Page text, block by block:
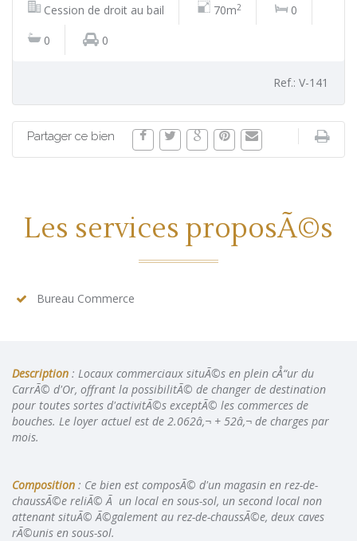
Cession de droit au bail 70m2
0
0
0
Ref.: V-141
Partager ce bien
Les services proposÃ©s
Bureau Commerce
Description : Locaux commerciaux situÃ©s en plein cÅ“ur du
CarrÃ© d'Or, offrant la possibilitÃ© de changer de destination
pour toutes sortes d'activitÃ©s exceptÃ© les commerces de
bouches. Le loyer actuel est de 2.062â‚¬ + 52â‚¬ de charges par
mois.
Composition : Ce bien est composÃ© d'un magasin en rez-de-
chaussÃ©e reliÃ© Ã un local en sous-sol, un second local non
attenant situÃ© Ã©galement au rez-de-chaussÃ©e, deux caves
rÃ©unis en sous-sol.